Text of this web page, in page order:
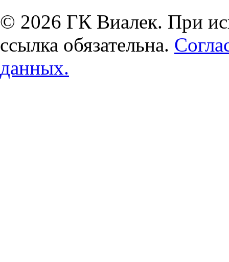
© 2026 ГК Виалек. При
ссылка обязательна.
данных.